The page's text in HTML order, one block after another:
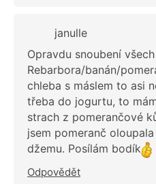
janulle
Opravdu snoubení
Rebarbora/banán/
chleba s máslem to asi
třeba do jogurtu, to
strach z pomerančové
jsem pomeranč
džemu. Posílám bodík
Odpovědět